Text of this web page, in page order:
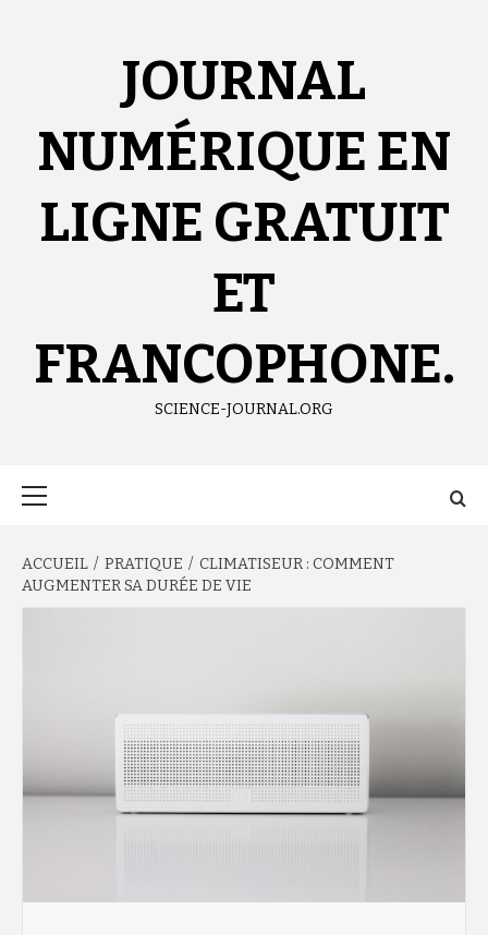
JOURNAL
NUMÉRIQUE EN
LIGNE GRATUIT
ET
FRANCOPHONE.
SCIENCE-JOURNAL.ORG
ACCUEIL PRATIQUE
CLIMATISEUR : COMMENT
AUGMENTER SA DURÉE DE VIE